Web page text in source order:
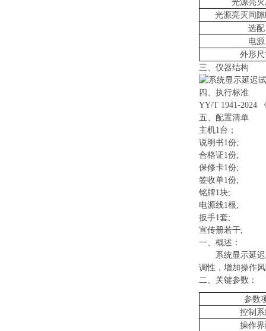
光源亮
光源亮灭间
选配
电源
外形尺
三、 仪器结构
四、执行标准
YY/T 1941-2024
五、配置清单
主机1台；
说明书1份;
合格证1份;
保修卡1份;
签收单1份;
铭牌1块;
电源线1根;
扳手1套;
宣传册若干;
‌一、 概述：
系统显示延
调性，增加操作
二、关键参数 ：
参数
控制系
操作界